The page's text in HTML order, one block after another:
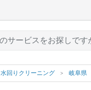
水回りクリーニング 岐阜県